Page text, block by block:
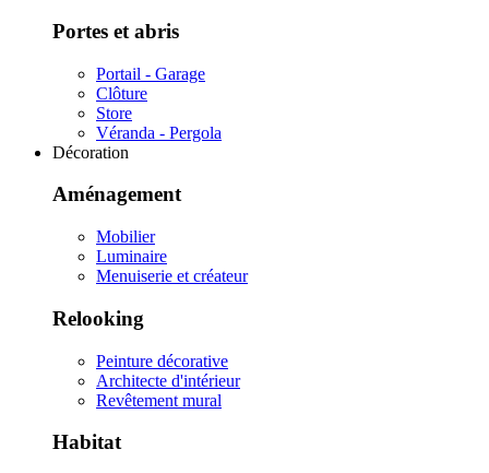
Portes et abris
Portail - Garage
Clôture
Store
Véranda - Pergola
Décoration
Aménagement
Mobilier
Luminaire
Menuiserie et créateur
Relooking
Peinture décorative
Architecte d'intérieur
Revêtement mural
Habitat